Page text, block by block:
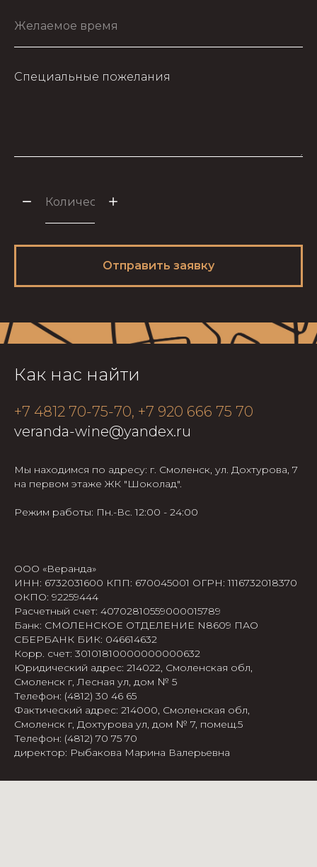
Специальные пожелания
Отправить заявку
Как нас найти
+7 4812 70-75-70, +7 920 666 75 70
veranda-wine@yandex.ru
Мы находимся по адресу: г. Смоленск, ул. Дохтурова, 7
на первом этаже ЖК "Шоколад".
Режим работы: Пн.-Вс. 12:00 - 24:00
ООО «Веранда»
ИНН: 6732031600 КПП: 670045001 ОГРН: 1116732018370
ОКПО: 92259444
Расчетный счет: 40702810559000015789
Банк: СМОЛЕНСКОЕ ОТДЕЛЕНИЕ N8609 ПАО
СБЕРБАНК БИК: 046614632
Корр. счет: 30101810000000000632
Юридический адрес: 214022, Смоленская обл,
Смоленск г, Лесная ул, дом № 5
Телефон: (4812) 30 46 65
Фактический адрес: 214000, Смоленская обл,
Смоленск г, Дохтурова ул, дом № 7, помещ.5
Телефон: (4812) 70 75 70
директор: Рыбакова Марина Валерьевна